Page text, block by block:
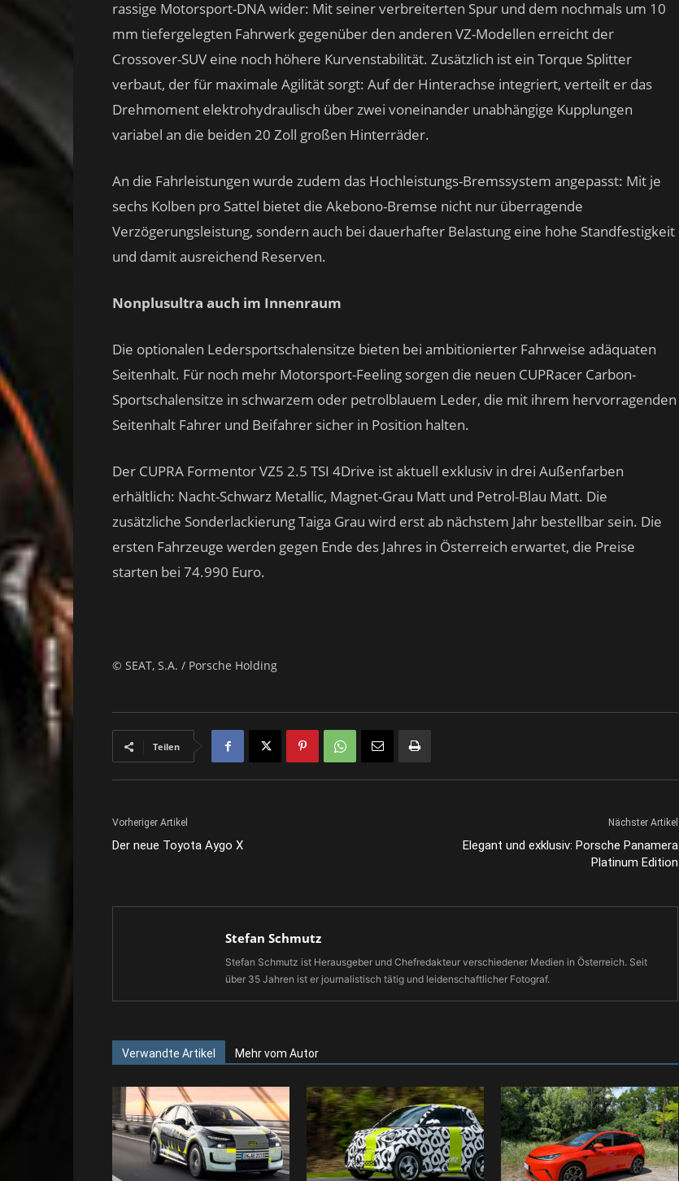
rassige Motorsport-DNA wider: Mit seiner verbreiterten Spur und dem nochmals um 10
mm tiefergelegten Fahrwerk gegenüber den anderen VZ-Modellen erreicht der
Crossover-SUV eine noch höhere Kurvenstabilität. Zusätzlich ist ein Torque Splitter
verbaut, der für maximale Agilität sorgt: Auf der Hinterachse integriert, verteilt er das
Drehmoment elektrohydraulisch über zwei voneinander unabhängige Kupplungen
variabel an die beiden 20 Zoll großen Hinterräder.
An die Fahrleistungen wurde zudem das Hochleistungs-Bremssystem angepasst: Mit je
sechs Kolben pro Sattel bietet die Akebono-Bremse nicht nur überragende
Verzögerungsleistung, sondern auch bei dauerhafter Belastung eine hohe Standfestigkeit
und damit ausreichend Reserven.
Nonplusultra auch im Innenraum
Die optionalen Ledersportschalensitze bieten bei ambitionierter Fahrweise adäquaten
Seitenhalt. Für noch mehr Motorsport-Feeling sorgen die neuen CUPRacer Carbon-
Sportschalensitze in schwarzem oder petrolblauem Leder, die mit ihrem hervorragenden
Seitenhalt Fahrer und Beifahrer sicher in Position halten.
Der CUPRA Formentor VZ5 2.5 TSI 4Drive ist aktuell exklusiv in drei Außenfarben
erhältlich: Nacht-Schwarz Metallic, Magnet-Grau Matt und Petrol-Blau Matt. Die
zusätzliche Sonderlackierung Taiga Grau wird erst ab nächstem Jahr bestellbar sein. Die
ersten Fahrzeuge werden gegen Ende des Jahres in Österreich erwartet, die Preise
starten bei 74.990 Euro.
© SEAT, S.A. / Porsche Holding
Teilen
Vorheriger Artikel
Der neue Toyota Aygo X
Nächster Artikel
Elegant und exklusiv: Porsche Panamera
Platinum Edition
Stefan Schmutz
Stefan Schmutz ist Herausgeber und Chefredakteur verschiedener Medien in Österreich. Seit
über 35 Jahren ist er journalistisch tätig und leidenschaftlicher Fotograf.
Verwandte Artikel Mehr vom Autor